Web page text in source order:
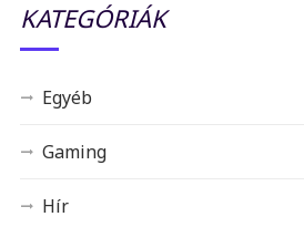
KATEGÓRIÁK
Egyéb
Gaming
Hír